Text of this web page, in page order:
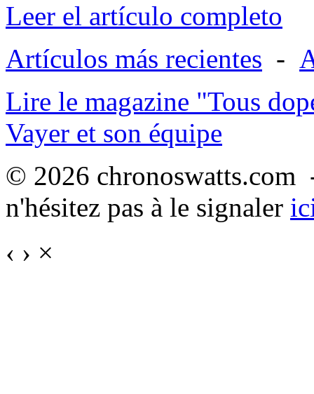
Leer el artículo completo
Artículos más recientes -
Lire le magazine "Tous
Vayer et son équipe
© 2026
n'hésitez pas à le signaler
‹ › ×